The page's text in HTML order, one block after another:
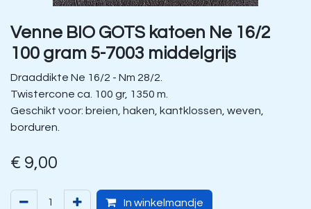
Venne BIO GOTS katoen Ne 16/2
100 gram 5-7003 middelgrijs
Draaddikte Ne 16/2 - Nm 28/2.
Twistercone ca. 100 gr, 1350 m.
Geschikt voor: breien, haken, kantklossen, weven,
borduren.
€ 9,00
In winkelmandje